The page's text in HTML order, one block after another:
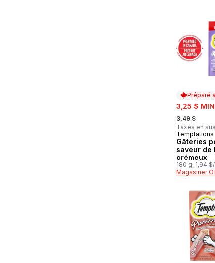
Préparé
sale:
3,25 $
, formerly:
3,49 $
Taxes en sus
Préparé
Temptations
Gâteries
saveur de
crémeux
180 g, 1,94
Magasiner